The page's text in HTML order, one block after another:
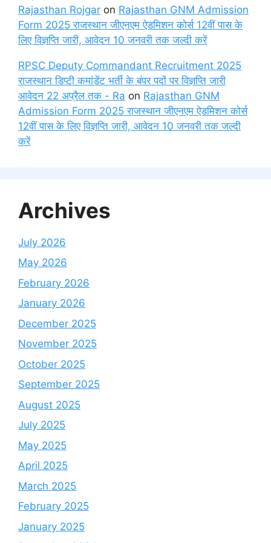
Rajasthan Rojgar on Rajasthan GNM Admission
Form 2025 राजस्थान जीएनएम ऐडमिशन कोर्स 12वीं पास के
लिए विज्ञप्ति जारी, आवेदन 10 जनवरी तक जल्दी करें
RPSC Deputy Commandant Recruitment 2025
राजस्थान डिप्टी कमांडेंट भर्ती के बंपर पदों पर विज्ञप्ति जारी
आवेदन 22 अप्रैल तक - Ra on Rajasthan GNM
Admission Form 2025 राजस्थान जीएनएम ऐडमिशन कोर्स
12वीं पास के लिए विज्ञप्ति जारी, आवेदन 10 जनवरी तक जल्दी
करें
Archives
July 2026
May 2026
February 2026
January 2026
December 2025
November 2025
October 2025
September 2025
August 2025
July 2025
May 2025
April 2025
March 2025
February 2025
January 2025